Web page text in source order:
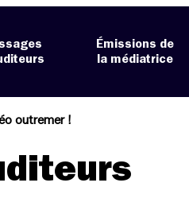
Émissions de
la médiatrice
outremer !